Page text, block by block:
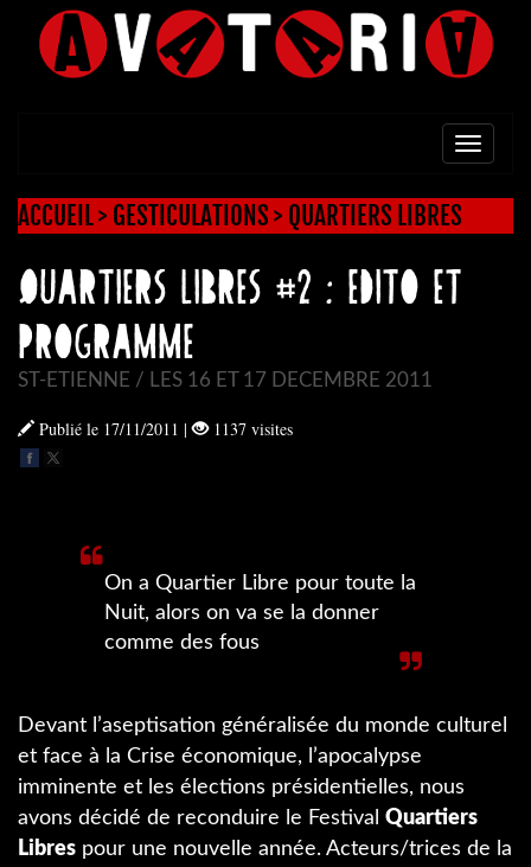
ACCUEIL> GESTICULATIONS> QUARTIERS LIBRES
QUARTIERS LIBRES #2 : EDITO ET
PROGRAMME
ST-ETIENNE / LES 16 ET 17 DECEMBRE 2011
Publié le 17/11/2011 | 1137 visites
On a Quartier Libre pour toute la
Nuit, alors on va se la donner
comme des fous
Devant l’aseptisation généralisée du monde culturel
et face à la Crise économique, l’apocalypse
imminente et les élections présidentielles, nous
avons décidé de reconduire le Festival Quartiers
Libres pour une nouvelle année. Acteurs/trices de la